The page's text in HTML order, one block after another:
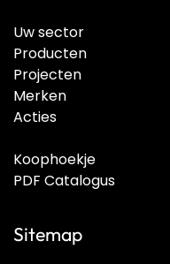
Uw sector
Producten
Projecten
Merken
Acties
Koophoekje
PDF Catalogus
Sitemap